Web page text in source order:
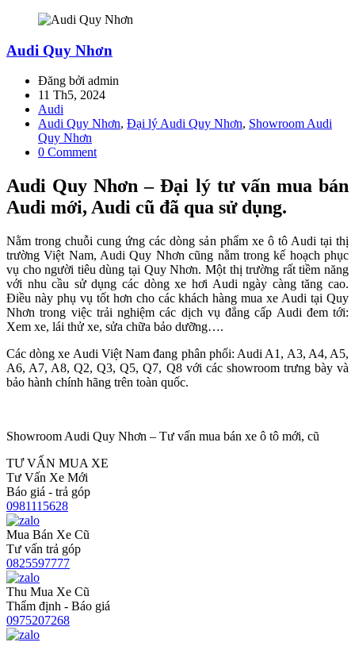
Audi Quy Nhơn
Đăng bởi admin
11 Th5, 2024
Audi
Audi Quy Nhơn, Đại lý Audi Quy Nhơn, Showroom Audi
Quy Nhơn
0 Comment
Audi Quy Nhơn – Đại lý tư vấn mua bán
Audi mới, Audi cũ đã qua sử dụng.
Nằm trong chuỗi cung ứng các dòng sản phẩm xe ô tô Audi tại thị
trường Việt Nam, Audi Quy Nhơn cũng nằm trong kế hoạch phục
vụ cho người tiêu dùng tại Quy Nhơn. Một thị trường rất tiềm năng
với nhu cầu sử dụng các dòng xe hơi Audi ngày càng tăng cao.
Điều này phụ vụ tốt hơn cho các khách hàng mua xe Audi tại Quy
Nhơn trong việc trải nghiệm các dịch vụ đẳng cấp Audi đem tới:
Xem xe, lái thử xe, sửa chữa bảo dưỡng….
Các dòng xe Audi Việt Nam đang phân phối: Audi A1, A3, A4, A5,
A6, A7, A8, Q2, Q3, Q5, Q7, Q8 với các showroom trưng bày và
bảo hành chính hãng trên toàn quốc.
Showroom Audi Quy Nhơn – Tư vấn mua bán xe ô tô mới, cũ
TƯ VẤN MUA XE
Tư Vấn Xe Mới
Báo giá - trả góp
0981115628
Mua Bán Xe Cũ
Tư vấn trả góp
0825597777
Thu Mua Xe Cũ
Thẩm định - Báo giá
0975207268